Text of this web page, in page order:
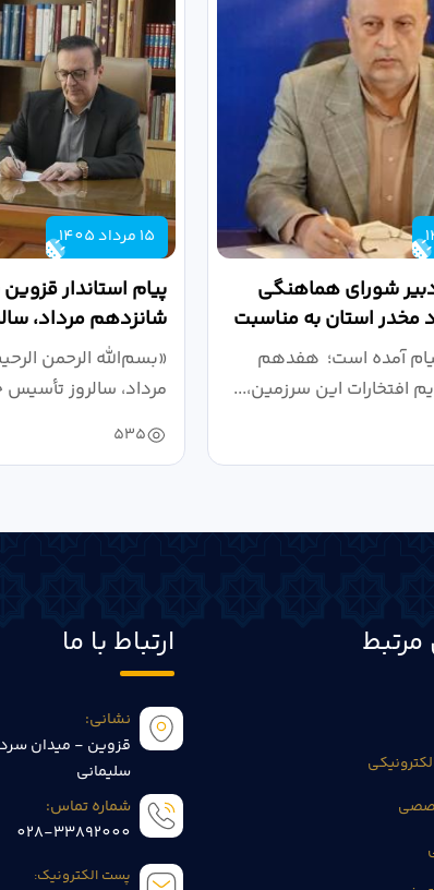
شورای هماهنگی
مخدر استان به مناسبت
آمده است؛ هفدهم
افتخارات این سرزمین،...
15 مرداد 1405
پیام استاندار
شانزدهم مرداد،
دانشگاهی
«بسم‌الله الرحمن
مرداد، سالروز
535
ارتباط با ما
نشانی:
قزوین - میدان
سلیمانی
شماره تماس:
028-33892000
پست الکترونیک: